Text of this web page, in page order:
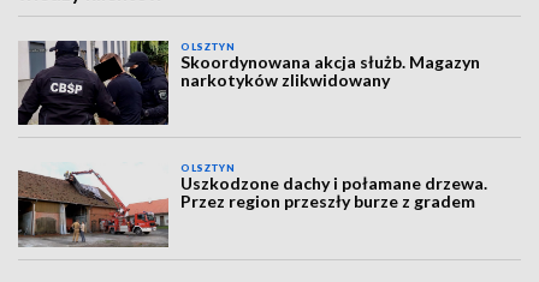
OLSZTYN
Skoordynowana akcja służb. Magazyn
narkotyków zlikwidowany
OLSZTYN
Uszkodzone dachy i połamane drzewa.
Przez region przeszły burze z gradem